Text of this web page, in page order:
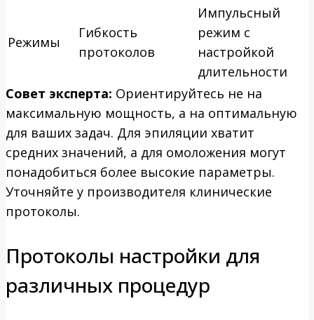
Режимы
Гибкость
протоколов
Импульсный
режим с
настройкой
длительности
Совет эксперта: Ориентируйтесь не на
максимальную мощность, а на оптимальную
для ваших задач. Для эпиляции хватит
средних значений, а для омоложения могут
понадобиться более высокие параметры.
Уточняйте у производителя клинические
протоколы.
Протоколы настройки для
различных процедур